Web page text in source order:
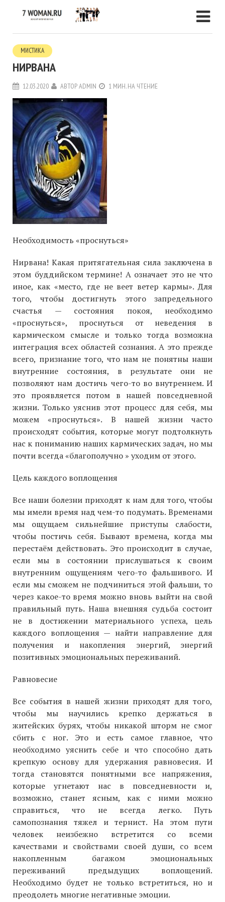
МИСТИКА
НИРВАНА
12.03.2020 АВТОРADMIN 1 МИН. НА ЧТЕНИЕ
Необходимость «проснуться»
Нирвана! Какая притягательная сила заключена в
этом буддийском термине! А означает это не что
иное, как «место, где не веет ветер кармы». Для
того, чтобы достигнуть этого запредельного
счастья — состояния покоя, необходимо
«проснуться», проснуться от неведения в
кармическом смысле и только тогда возможна
интеграция всех областей сознания. А это прежде
всего, признание того, что нам не понятны наши
внутренние состояния, в результате они не
позволяют нам достичь чего-то во внутреннем. И
это проявляется потом в нашей повседневной
жизни. Только уяснив этот процесс для себя, мы
можем «проснуться». В нашей жизни часто
происходят события, которые могут подтолкнуть
нас к пониманию наших кармических задач, но мы
почти всегда «благополучно » уходим от этого.
Цель каждого воплощения
Все наши болезни приходят к нам для того, чтобы
мы имели время над чем-то подумать. Временами
мы ощущаем сильнейшие приступы слабости,
чтобы постичь себя. Бывают времена, когда мы
перестаём действовать. Это происходит в случае,
если мы в состоянии прислушаться к своим
внутренним ощущениям чего-то фальшивого. И
если мы сможем не подчиниться этой фальши, то
через какое-то время можно вновь выйти на свой
правильный путь. Наша внешняя судьба состоит
не в достижении материального успеха, цель
каждого воплощения — найти направление для
получения и накопления энергий, энергий
позитивных эмоциональных переживаний.
Равновесие
Все события в нашей жизни приходят для того,
чтобы мы научились крепко держаться в
житейских бурях, чтобы никакой шторм не смог
сбить с ног. Это и есть самое главное, что
необходимо уяснить себе и что способно дать
крепкую основу для удержания равновесия. И
тогда становятся понятными все напряжения,
которые угнетают нас в повседневности и,
возможно, станет ясным, как с ними можно
справиться, что не всегда легко. Путь
самопознания тяжел и тернист. На этом пути
человек неизбежно встретится со всеми
качествами и свойствами своей души, со всем
накопленным багажом эмоциональных
переживаний предыдущих воплощений.
Необходимо будет не только встретиться, но и
преодолеть многие негативные эмоции.